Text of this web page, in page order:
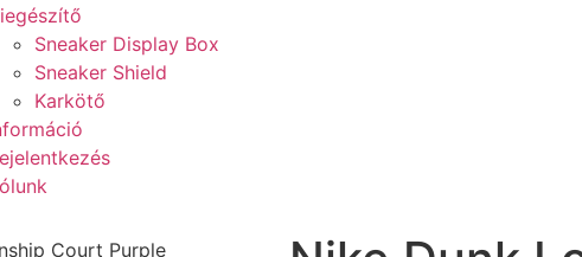
Sneaker Display Box
Sneaker Shield
Karkötő
Court Purple